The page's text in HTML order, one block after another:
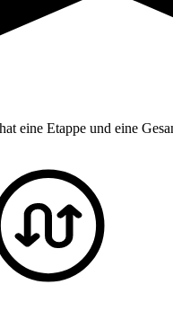
eine Etappe und eine